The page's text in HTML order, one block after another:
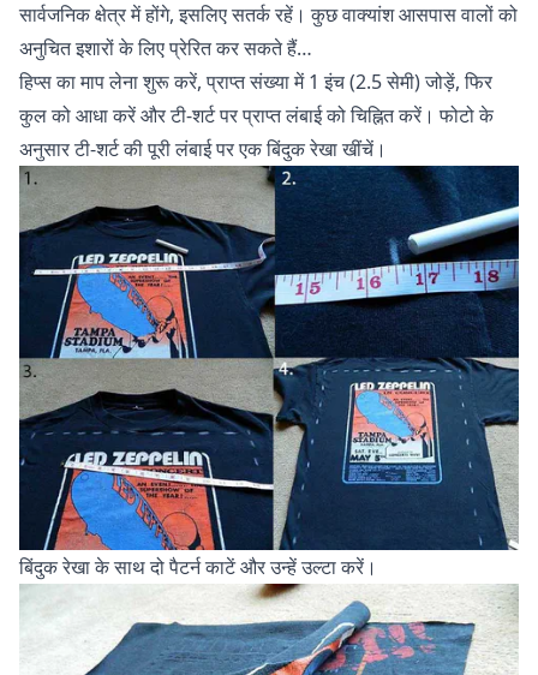
सार्वजनिक क्षेत्र में होंगे, इसलिए सतर्क रहें। कुछ वाक्यांश आसपास वालों को
अनुचित इशारों के लिए प्रेरित कर सकते हैं…
हिप्स का माप लेना शुरू करें, प्राप्त संख्या में 1 इंच (2.5 सेमी) जोड़ें, फिर
कुल को आधा करें और टी-शर्ट पर प्राप्त लंबाई को चिह्नित करें। फोटो के
अनुसार टी-शर्ट की पूरी लंबाई पर एक बिंदुक रेखा खींचें।
बिंदुक रेखा के साथ दो पैटर्न काटें और उन्हें उल्टा करें।